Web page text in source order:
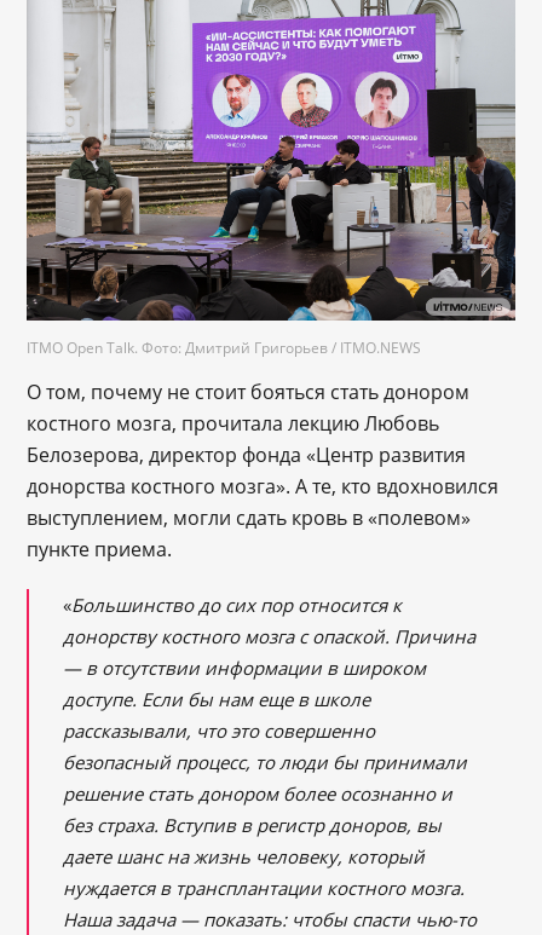
ITMO Open Talk. Фото: Дмитрий Григорьев / ITMO.NEWS
О том, почему не стоит бояться стать донором
костного мозга, прочитала лекцию Любовь
Белозерова, директор фонда «Центр развития
донорства костного мозга». А те, кто вдохновился
выступлением, могли сдать кровь в «полевом»
пункте приема.
«Большинство до сих пор относится к
донорству костного мозга с опаской. Причина
— в отсутствии информации в широком
доступе. Если бы нам еще в школе
рассказывали, что это совершенно
безопасный процесс, то люди бы принимали
решение стать донором более осознанно и
без страха. Вступив в регистр доноров, вы
даете шанс на жизнь человеку, который
нуждается в трансплантации костного мозга.
Наша задача — показать: чтобы спасти чью-то